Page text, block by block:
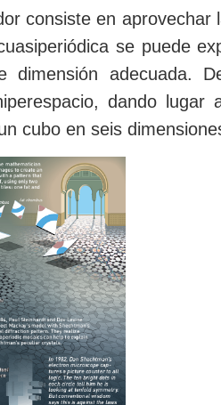
consiste en
se puede
dimensión adecuada.
dando lugar
cubo en seis